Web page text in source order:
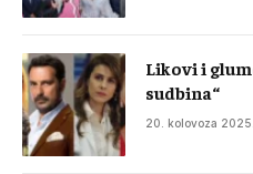
Likovi i
sudbina“
20. kolovoza 2025.